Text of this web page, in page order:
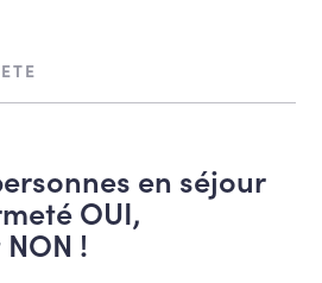
en séjour
OUI,
!